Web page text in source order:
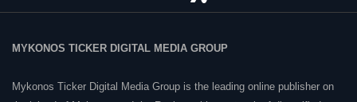
MYKONOS TICKER DIGITAL MEDIA GROUP
Mykonos Ticker Digital Media Group is the leading online publisher on